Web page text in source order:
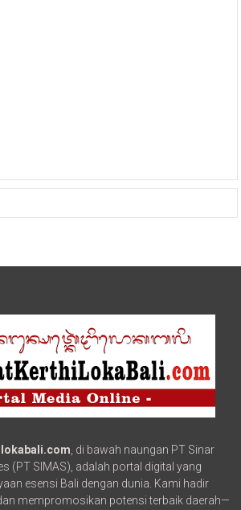
, di bawah naungan PT Sinar
(PT SIMAS), adalah portal digital yang
esensi Bali dengan dunia. Kami hadir
mempromosikan potensi terbaik daerah—